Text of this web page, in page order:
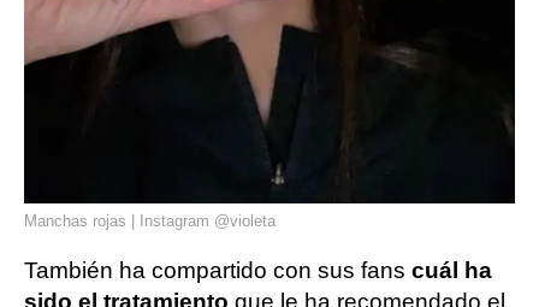
Manchas rojas | Instagram @violeta
También ha compartido con sus fans cuál ha
sido el tratamiento que le ha recomendado el